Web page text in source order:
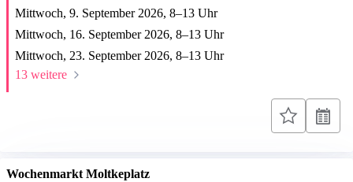
Mittwoch, 9. September 2026, 8–13 Uhr
Mittwoch, 16. September 2026, 8–13 Uhr
Mittwoch, 23. September 2026, 8–13 Uhr
13 weitere
Wochenmarkt Moltkeplatz